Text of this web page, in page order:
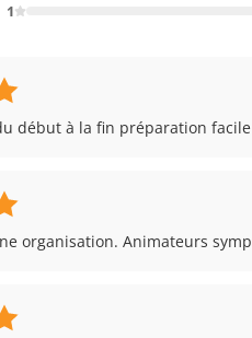
1
début à la fin préparation
organisation. Animateurs